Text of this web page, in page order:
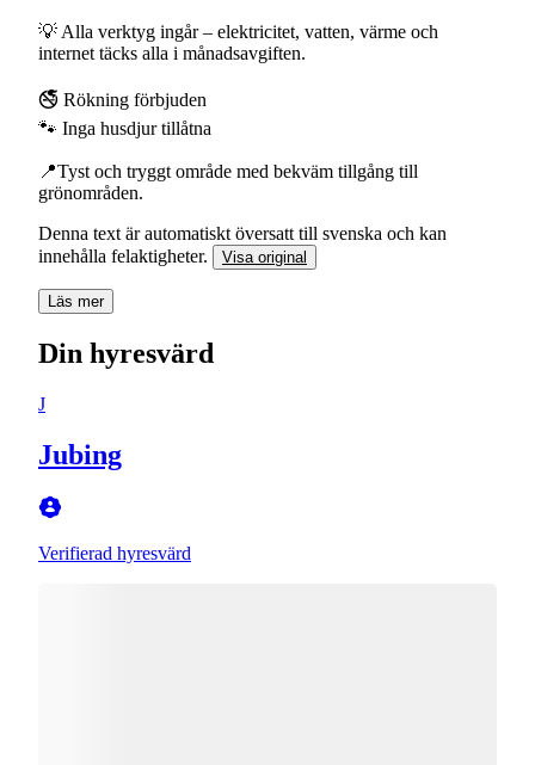
💡 Alla verktyg ingår – elektricitet, vatten, värme och
internet täcks alla i månadsavgiften.
🚭 Rökning förbjuden
🐾 Inga husdjur tillåtna
📍Tyst och tryggt område med bekväm tillgång till
grönområden.
Denna text är automatiskt översatt till svenska och kan
innehålla felaktigheter.
Visa original
Läs mer
Din hyresvärd
J
Jubing
Verifierad hyresvärd